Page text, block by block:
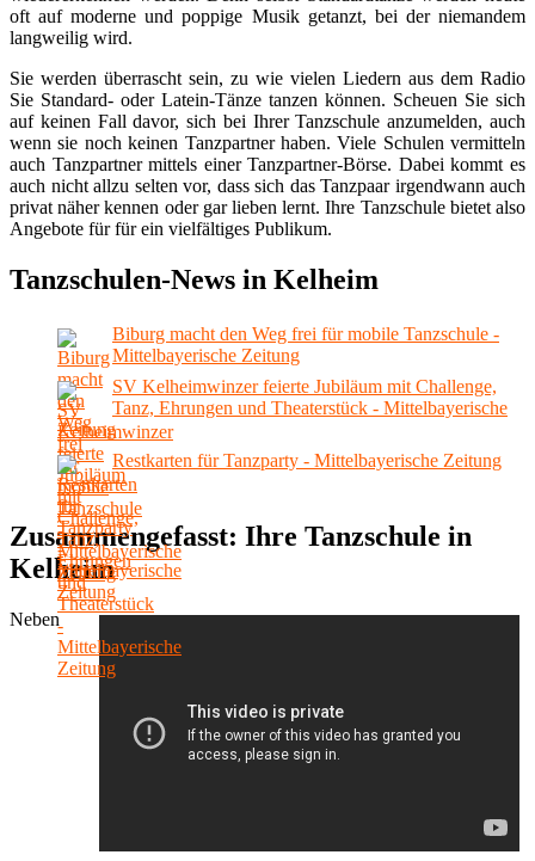
oft auf moderne und poppige Musik getanzt, bei der niemandem
langweilig wird.
Sie werden überrascht sein, zu wie vielen Liedern aus dem Radio
Sie Standard- oder Latein-Tänze tanzen können. Scheuen Sie sich
auf keinen Fall davor, sich bei Ihrer Tanzschule anzumelden, auch
wenn sie noch keinen Tanzpartner haben. Viele Schulen vermitteln
auch Tanzpartner mittels einer Tanzpartner-Börse. Dabei kommt es
auch nicht allzu selten vor, dass sich das Tanzpaar irgendwann auch
privat näher kennen oder gar lieben lernt. Ihre Tanzschule bietet also
Angebote für für ein vielfältiges Publikum.
Tanzschulen-News in Kelheim
Biburg macht den Weg frei für mobile Tanzschule -
Mittelbayerische Zeitung
SV Kelheimwinzer feierte Jubiläum mit Challenge,
Tanz, Ehrungen und Theaterstück - Mittelbayerische
Zeitung
Restkarten für Tanzparty - Mittelbayerische Zeitung
Zusammengefasst: Ihre Tanzschule in
Kelheim
Neben